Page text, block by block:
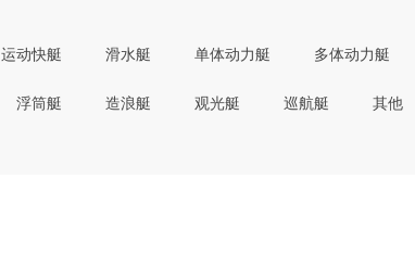
运动快艇 滑水艇 单体动力艇 多体动力艇
浮筒艇 造浪艇 观光艇 巡航艇 其他